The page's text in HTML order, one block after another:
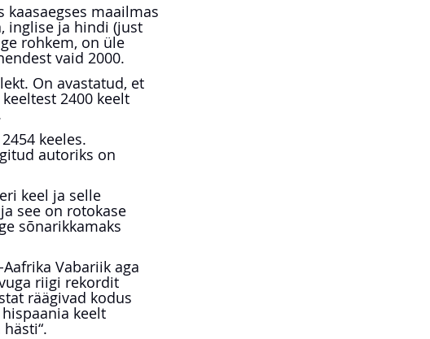
kaasaegses maailmas
inglise ja hindi (just
rohkem, on üle
vaid 2000.
On avastatud, et
2400 keelt
keeles.
autoriks on
keel ja selle
see on rotokase
sõnarikkamaks
Vabariik aga
riigi rekordit
räägivad kodus
keelt